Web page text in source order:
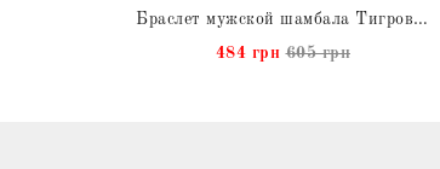
Браслет мужской шамбала Тигровый Глаз натуральный
484 грн 605 грн